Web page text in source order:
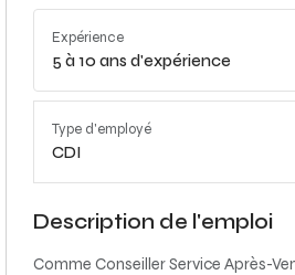
Expérience
5 à 10 ans d'expérience
Type d'employé
CDI
Description de l'emploi
Comme Conseiller Service Après-